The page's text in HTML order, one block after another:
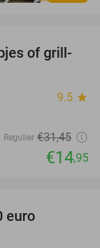
52%
of grill-
9.5 star
Regulier €31,45
€14,95
euro